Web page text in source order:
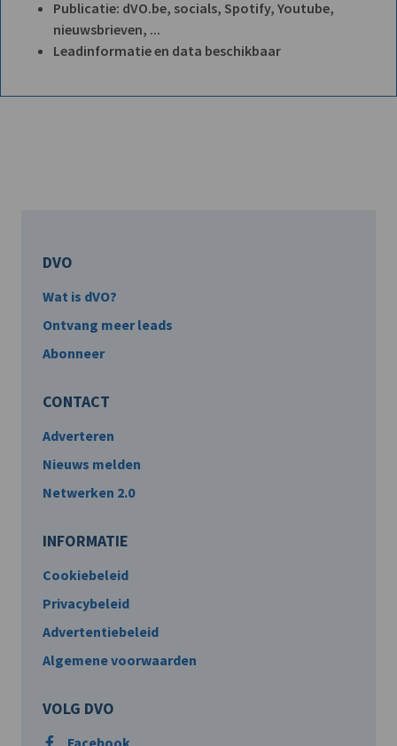
Publicatie: dVO.be, socials, Spotify, Youtube,
nieuwsbrieven, ...
Leadinformatie en data beschikbaar
DVO
Wat is dVO?
Ontvang meer leads
Abonneer
CONTACT
Adverteren
Nieuws melden
Netwerken 2.0
INFORMATIE
Cookiebeleid
Privacybeleid
Advertentiebeleid
Algemene voorwaarden
VOLG DVO
Facebook